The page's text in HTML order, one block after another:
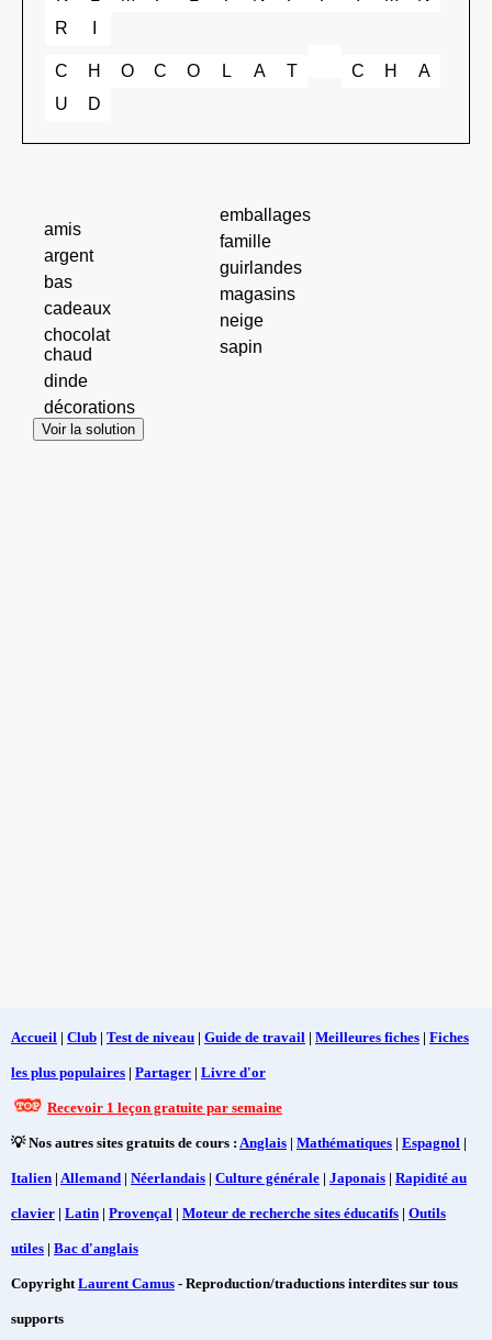
R
C H O C O L A T C H
A
U
D
amis
argent
bas
cadeaux
chocolat
chaud
dinde
décorations
emballages
famille
guirlandes
magasins
neige
sapin
Voir la solution
Accueil | Club | Test de niveau | Guide de travail | Meilleures fiches | Fiches
les plus populaires | Partager | Livre d'or
Recevoir 1 leçon gratuite par semaine
💡 Nos autres sites gratuits de cours : Anglais | Mathématiques | Espagnol |
Italien | Allemand | Néerlandais | Culture générale | Japonais | Rapidité au
clavier | Latin | Provençal | Moteur de recherche sites éducatifs | Outils
utiles | Bac d'anglais
CopyrightLaurent Camus - Reproduction/traductions interdites sur tous
supports